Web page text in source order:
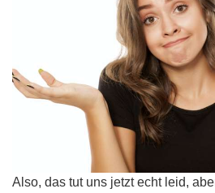
Also, das tut uns jetzt echt leid,